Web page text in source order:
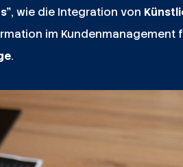
, wie die Integration von
im Kundenmanagement
.